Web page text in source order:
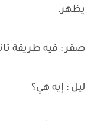
يظهر.
صقر : فيه طريقة
ليل : إيه هي؟